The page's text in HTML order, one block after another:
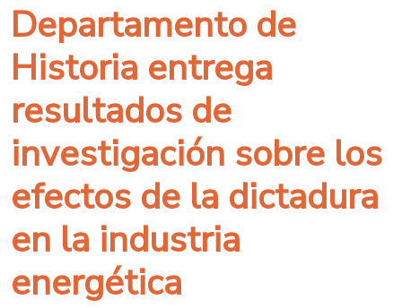
Departamento de
Historia entrega
resultados de
investigación sobre los
efectos de la dictadura
en la industria
energética